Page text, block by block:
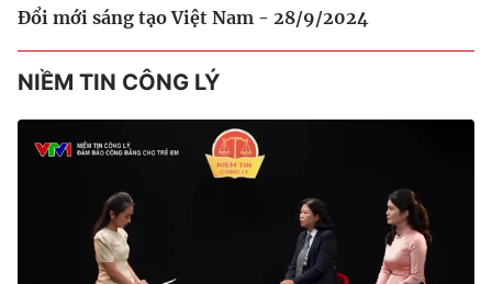
Đổi mới sáng tạo Việt Nam - 28/9/2024
NIỀM TIN CÔNG LÝ